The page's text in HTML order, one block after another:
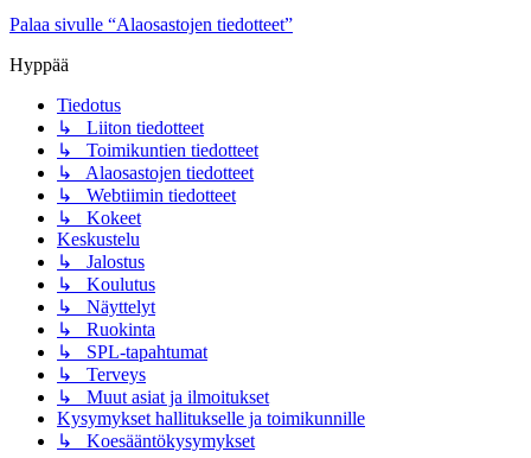
Palaa sivulle “Alaosastojen tiedotteet”
Hyppää
Tiedotus
↳ Liiton tiedotteet
↳ Toimikuntien tiedotteet
↳ Alaosastojen tiedotteet
↳ Webtiimin tiedotteet
↳ Kokeet
Keskustelu
↳ Jalostus
↳ Koulutus
↳ Näyttelyt
↳ Ruokinta
↳ SPL-tapahtumat
↳ Terveys
↳ Muut asiat ja ilmoitukset
Kysymykset hallitukselle ja toimikunnille
↳ Koesääntökysymykset